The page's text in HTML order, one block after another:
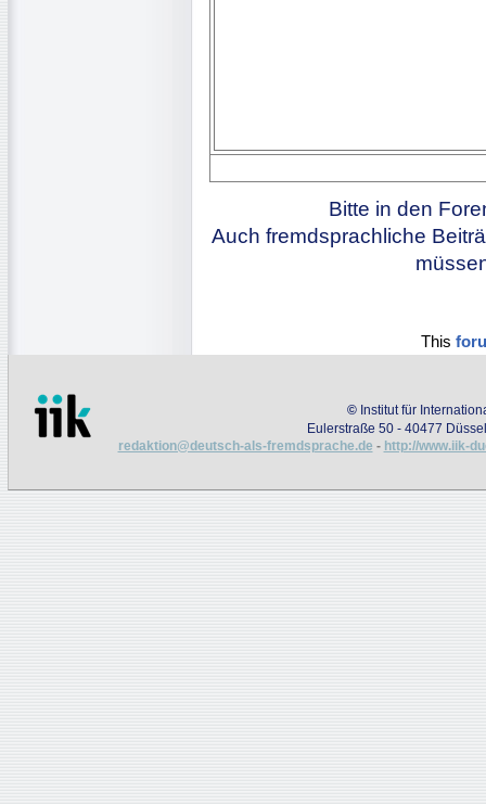
Bitte in den
Auch fremdsprachliche
This
© Institut für
Eulerstraße 50 - 40477
redaktion@deutsch-als-fremdsprache.de - http://www.iik-